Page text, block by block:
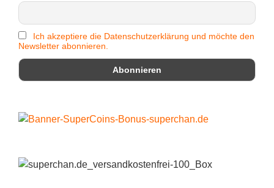
Ich akzeptiere die Datenschutzerklärung und möchte den
Newsletter abonnieren.